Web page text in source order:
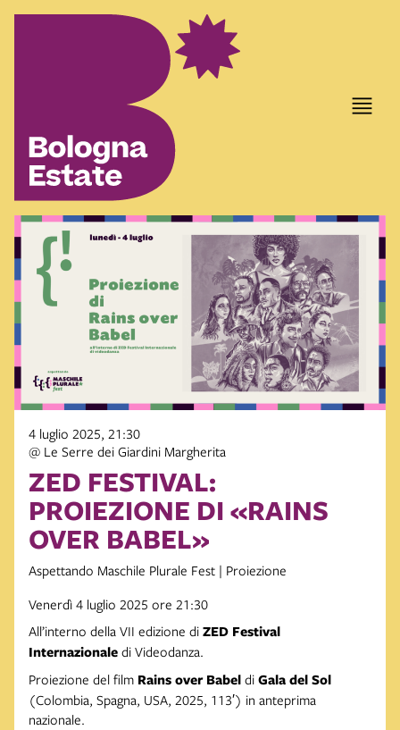
4 luglio 2025, 21:30
@ Le Serre dei Giardini Margherita
ZED FESTIVAL:
PROIEZIONE DI «RAINS
OVER BABEL»
Aspettando Maschile Plurale Fest | Proiezione
Venerdì 4 luglio 2025 ore 21:30
All’interno della VII edizione di ZED Festival
Internazionale di Videodanza.
Proiezione del film Rains over Babel di Gala del Sol
(Colombia, Spagna, USA, 2025, 113′) in anteprima
nazionale.